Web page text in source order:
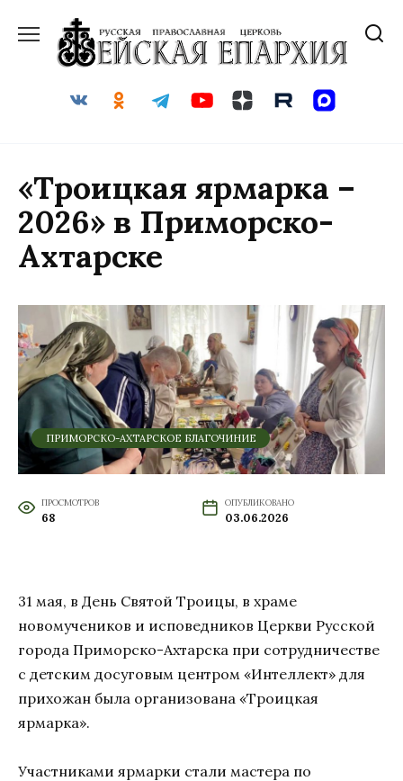
содержанию
«Троицкая ярмарка –
2026» в Приморско-
Ахтарске
ПРИМОРСКО-АХТАРСКОЕ БЛАГОЧИНИЕ
ПРОСМОТРОВ
68
ОПУБЛИКОВАНО
03.06.2026
31 мая, в День Святой Троицы, в храме
новомучеников и исповедников Церкви Русской
города Приморско-Ахтарска при сотрудничестве
с детским досуговым центром «Интеллект» для
прихожан была организована «Троицкая
ярмарка».
Участниками ярмарки стали мастера по